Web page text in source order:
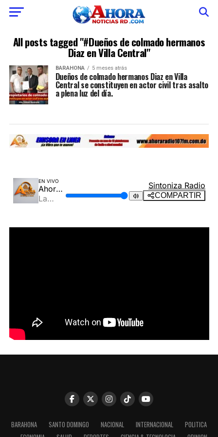
All posts tagged "#Dueños de colmado hermanos
Diaz en Villa Central"
BARAHONA 5 meses atrás
Dueños de colmado hermanos Diaz en Villa
Central se constituyen en actor civil tras asalto
a plena luz del día.
BARAHONA SANTO DOMINGO NACIONAL INTERNACIONAL
POLITICA